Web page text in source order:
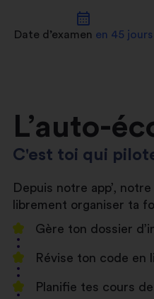
calendar_month
Date d’examen en 45 jours
L’auto-
C'est toi qui
Depuis notre app’,
librement organiser ta
Gère ton dossier
Révise ton code en
Planifie tes cours